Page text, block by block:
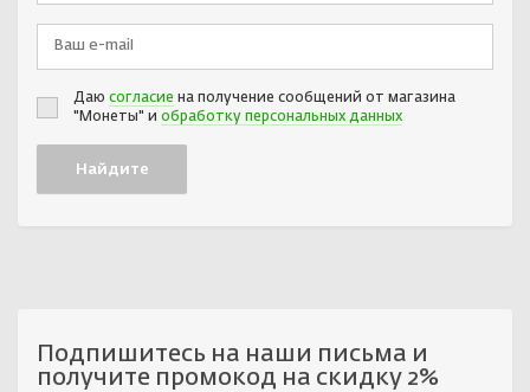
Даю согласие на получение сообщений от магазина
"Монеты" и обработку персональных данных
Подпишитесь на наши письма и
получите промокод на скидку 2%